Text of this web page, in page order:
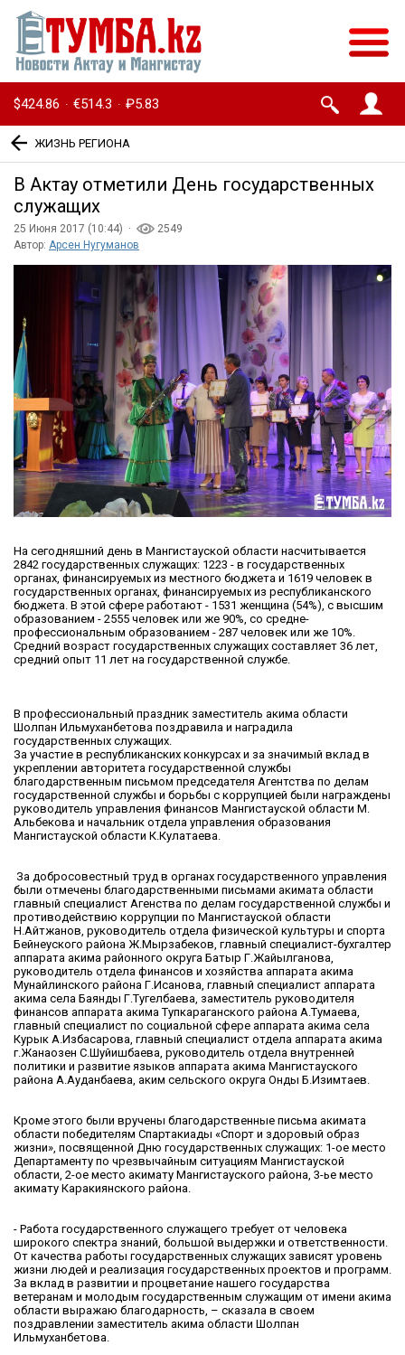
$424.86 · €514.3 · ₽5.83
ЖИЗНЬ РЕГИОНА
В Актау отметили День государственных
служащих
25 Июня 2017 (10:44) ·
2549
Автор: Арсен Нугуманов
На сегодняшний день в Мангистауской области насчитывается
2842 государственных служащих: 1223 - в государственных
органах, финансируемых из местного бюджета и 1619 человек в
государственных органах, финансируемых из республиканского
бюджета. В этой сфере работают - 1531 женщина (54%), с высшим
образованием - 2555 человек или же 90%, со средне-
профессиональным образованием - 287 человек или же 10%.
Средний возраст государственных служащих составляет 36 лет,
средний опыт 11 лет на государственной службе.
В профессиональный праздник заместитель акима области
Шолпан Ильмуханбетова поздравила и наградила
государственных служащих.
За участие в республиканских конкурсах и за значимый вклад в
укреплении авторитета государственной службы
благодарственным письмом председателя Агентства по делам
государственной службы и борьбы с коррупцией были награждены
руководитель управления финансов Мангистауской области М.
Альбекова и начальник отдела управления образования
Мангистауской области К.Кулатаева.
За добросовестный труд в органах государственного управления
были отмечены благодарственными письмами акимата области
главный специалист Агенства по делам государственной службы и
противодействию коррупции по Мангистауской области
Н.Айтжанов, руководитель отдела физической культуры и спорта
Бейнеуского района Ж.Мырзабеков, главный специалист-бухгалтер
аппарата акима районного округа Батыр Г.Жайылганова,
руководитель отдела финансов и хозяйства аппарата акима
Мунайлинского района Г.Исанова, главный специалист аппарата
акима села Баянды Г.Тугелбаева, заместитель руководителя
финансов аппарата акима Тупкараганского района А.Тумаева,
главный специалист по социальной сфере аппарата акима села
Курык А.Избасарова, главный специалист отдела аппарата акима
г.Жанаозен С.Шуйишбаева, руководитель отдела внутренней
политики и развитие языков аппарата акима Мангистауского
района А.Ауданбаева, аким сельского округа Онды Б.Изимтаев.
Кроме этого были вручены благодарственные письма акимата
области победителям Спартакиады «Спорт и здоровый образ
жизни», посвященной Дню государственных служащих: 1-ое место
Департаменту по чрезвычайным ситуациям Мангистауской
области, 2-ое место акимату Мангистауского района, 3-ье место
акимату Каракиянского района.
- Работа государственного служащего требует от человека
широкого спектра знаний, большой выдержки и ответственности.
От качества работы государственных служащих зависят уровень
жизни людей и реализация государственных проектов и программ.
За вклад в развитии и процветание нашего государства
ветеранам и молодым государственным служащим от имени акима
области выражаю благодарность, – сказала в своем
поздравлении заместитель акима области Шолпан
Ильмуханбетова.